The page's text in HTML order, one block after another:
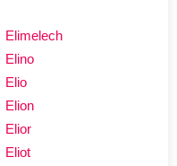
Elimelech
Elino
Elio
Elion
Elior
Eliot